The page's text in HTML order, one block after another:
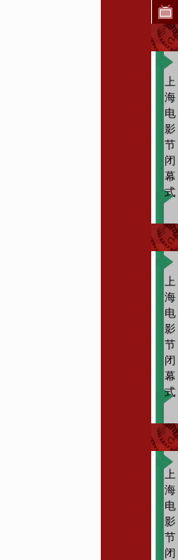
上
海
电
影
节
闭
幕
式
上
海
电
影
节
闭
幕
式
上
海
电
影
节
闭